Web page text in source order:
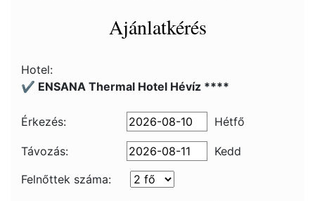
Ajánlatkérés
Hotel:
✔️ ENSANA Thermal Hotel Hévíz ****
Érkezés: Hétfő
Távozás:
Kedd
Felnőttek száma: